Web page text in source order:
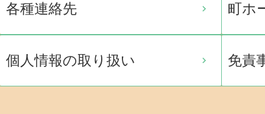
各種連絡先 町ホ
個人情報の取り扱い 免責